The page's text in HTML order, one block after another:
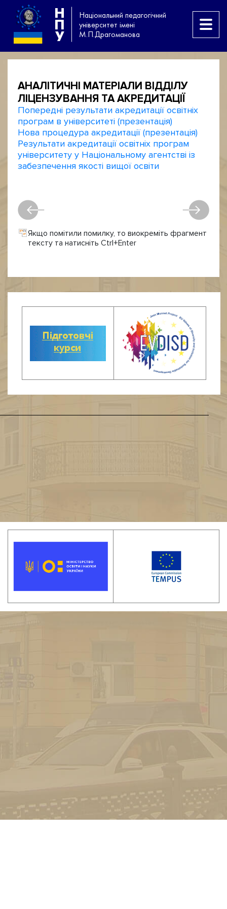
Н
П
У
Національний педагогічний
університет імені
М.П.Драгоманова
АНАЛІТИЧНІ МАТЕРІАЛИ ВІДДІЛУ
ЛІЦЕНЗУВАННЯ ТА АКРЕДИТАЦІЇ
Попередні результати акредитації освітніх
програм в університеті (презентація)
Нова процедура акредитації (презентація)
Результати акредитації освітніх програм
університету у Національному агентстві із
забезпечення якості вищої освіти
Якщо помітили помилку, то виокреміть фрагмент
тексту та натисніть Ctrl+Enter